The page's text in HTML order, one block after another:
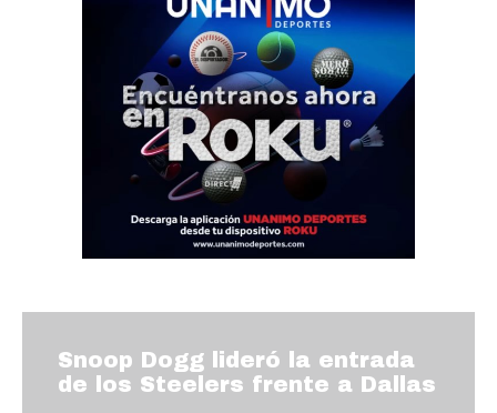
Snoop Dogg lideró la entrada
de los Steelers frente a Dallas